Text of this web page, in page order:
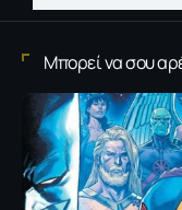
Μπορεί να σου